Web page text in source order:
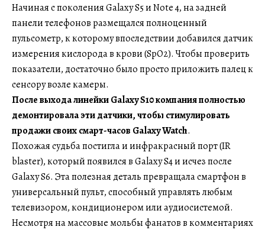
Начиная с поколения Galaxy S5 и Note 4, на задней
панели телефонов размещался полноценный
пульсометр, к которому впоследствии добавился датчик
измерения кислорода в крови (SpO2). Чтобы проверить
показатели, достаточно было просто приложить палец к
сенсору возле камеры.
После выхода линейки Galaxy S10 компания полностью
демонтировала эти датчики, чтобы стимулировать
продажи своих смарт-часов Galaxy Watch.
Похожая судьба постигла и инфракрасный порт (IR
blaster), который появился в Galaxy S4 и исчез после
Galaxy S6. Эта полезная деталь превращала смартфон в
универсальный пульт, способный управлять любым
телевизором, кондиционером или аудиосистемой.
Несмотря на массовые мольбы фанатов в комментариях